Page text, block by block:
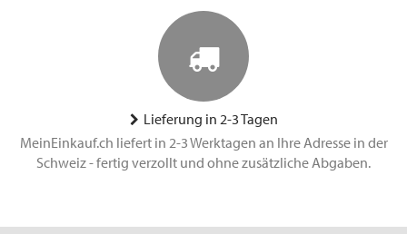
Lieferung in 2-3 Tagen
MeinEinkauf.ch liefert in 2-3 Werktagen an Ihre Adresse in der
Schweiz - fertig verzollt und ohne zusätzliche Abgaben.